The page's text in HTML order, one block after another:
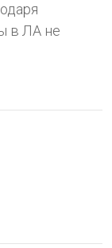
в ЛА не